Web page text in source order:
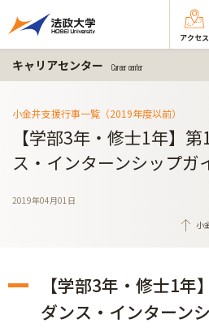
アクセス
キャリアセンター Career center
小金井支援行事一覧（2019年度以前）
【学部3年・修士1年】
ス・インターンシップガ
2019年04月01日
小
【学部3年・修士1年
ダンス・インターン